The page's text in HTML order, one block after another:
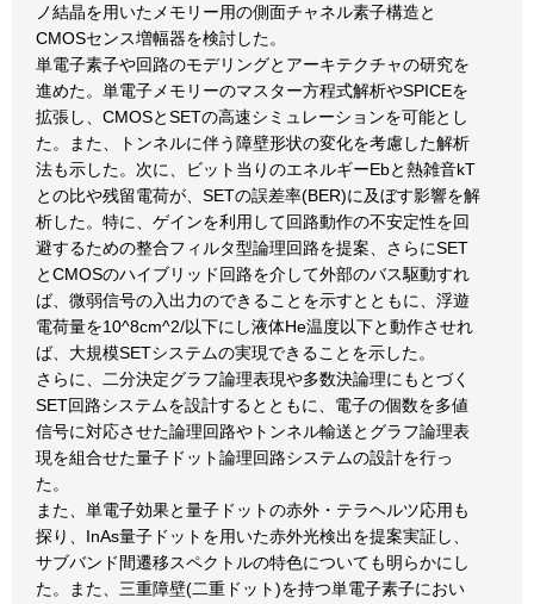
ノ結晶を用いたメモリー用の側面チャネル素子構造と
CMOSセンス増幅器を検討した。
単電子素子や回路のモデリングとアーキテクチャの研究を
進めた。単電子メモリーのマスター方程式解析やSPICEを
拡張し、CMOSとSETの高速シミュレーションを可能とし
た。また、トンネルに伴う障壁形状の変化を考慮した解析
法も示した。次に、ビット当りのエネルギーEbと熱雑音kT
との比や残留電荷が、SETの誤差率(BER)に及ぼす影響を解
析した。特に、ゲインを利用して回路動作の不安定性を回
避するための整合フィルタ型論理回路を提案、さらにSET
とCMOSのハイブリッド回路を介して外部のバス駆動すれ
ば、微弱信号の入出力のできることを示すとともに、浮遊
電荷量を10^8cm^2/以下にし液体He温度以下と動作させれ
ば、大規模SETシステムの実現できることを示した。
さらに、二分決定グラフ論理表現や多数決論理にもとづく
SET回路システムを設計するとともに、電子の個数を多値
信号に対応させた論理回路やトンネル輸送とグラフ論理表
現を組合せた量子ドット論理回路システムの設計を行っ
た。
また、単電子効果と量子ドットの赤外・テラヘルツ応用も
探り、InAs量子ドットを用いた赤外光検出を提案実証し、
サブバンド間遷移スペクトルの特色についても明らかにし
た。また、三重障壁(二重ドット)を持つ単電子素子におい